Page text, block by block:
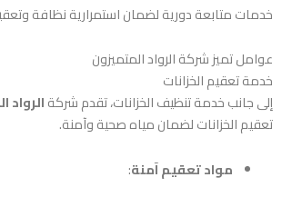
خدمات متابعة دورية لضمان استمرارية نظافة
عوامل تميز شركة الرواد المتميزون
خدمة تعقيم الخزانات
إلى جانب خدمة تنظيف الخزانات، تقدم شركةالرواد
تعقيم الخزانات لضمان مياه صحية وآمنة.
مواد تعقيم آمنة: